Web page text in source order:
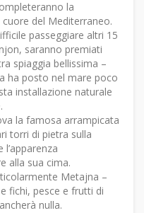
la
del Mediterraneo.
passeggiare altri 15
saranno premiati
spiaggia bellissima –
ha posto nel mare poco
installazione naturale
la famosa arrampicata
torri di pietra sulla
alla sua cima.
Metajna –
fichi, pesce e frutti di
nulla.